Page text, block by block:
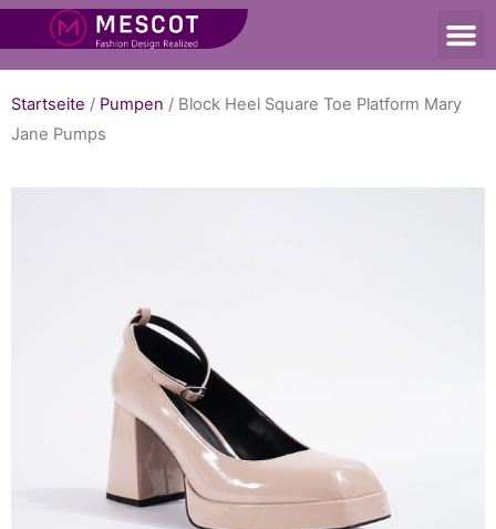
Startseite / Pumpen / Block Heel Square Toe Platform Mary
Jane Pumps